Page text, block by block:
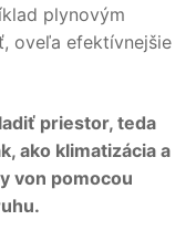
plynovým
oveľa efektívnejšie
priestor, teda
ako klimatizácia a
von pomocou